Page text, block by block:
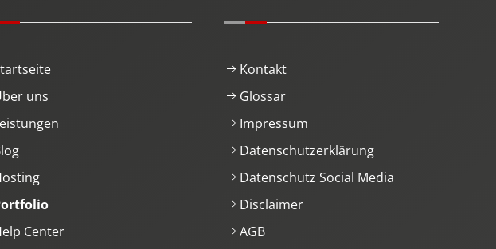
uns
Center
Kontakt
Glossar
Impressum
Datenschutzerklärung
Datenschutz Social Media
Disclaimer
AGB